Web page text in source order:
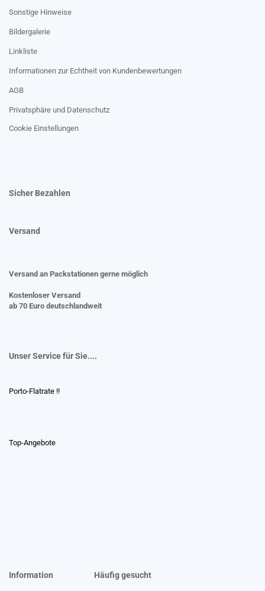
Sonstige Hinweise
Bildergalerie
Linkliste
Informationen zur Echtheit von Kundenbewertungen
AGB
Privatsphäre und Datenschutz
Cookie Einstellungen
Sicher Bezahlen
Versand
Versand an Packstationen gerne möglich
Kostenloser Versand
ab 70 Euro deutschlandweit
Unser Service für Sie....
Porto-Flatrate !!
Top-Angebote
Information Häufig gesucht